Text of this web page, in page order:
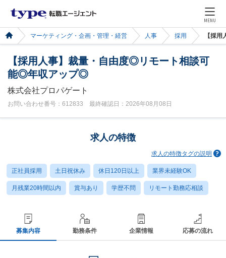
MENU
マーケティング・企画・管理・経営 人事 採用 【採
【採用人事】裁量・自由度◎リモート相談可
能◎年収アップ◎
株式会社プロパゲート
お問い合わせ番号：612833 最終確認日：2026年08月08日
求人の特徴
求人の特徴タグの説明
正社員採用 土日祝休み 休日120日以上 業界未経験OK
月残業20時間以内 賞与あり 学歴不問 リモート勤務応相談
募集内容 勤務条件 企業情報 応募の流れ